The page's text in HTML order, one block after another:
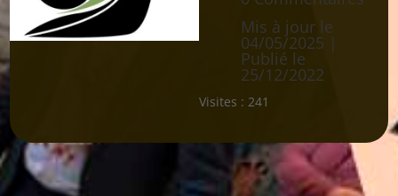
Mis à jour le
04/05/2025 |
Publié le
25/12/2022
Visites : 241